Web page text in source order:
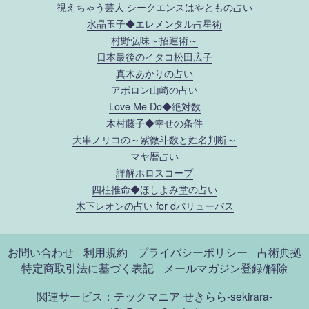
視えちゃう芸人 シークエンスはやともの占い
水晶玉子◆エレメンタル占星術
村野弘味～招運術～
日本最後のイタコ松田広子
真木あかりの占い
アポロン山崎の占い
Love Me Do◆絶対数
木村藤子◆幸せの条件
大串ノリコの～紫微斗数と姓名判断～
マヤ暦占い
詳解ホロスコープ
四柱推命◆ほしよみ堂の占い
木下レオンの占い for dバリューパス
お問い合わせ 利用規約 プライバシーポリシー
占術典拠
特定商取引法に基づく表記
メールマガジン登録/解除
関連サービス：テックマニア せきらら-sekirara-